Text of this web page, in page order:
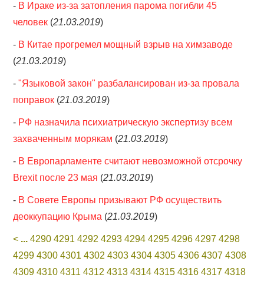
- В Ираке из-за затопления парома погибли 45
человек (21.03.2019)
- В Китае прогремел мощный взрыв на химзаводе
(21.03.2019)
-"Языковой закон" разбалансирован из-за провала
поправок (21.03.2019)
- РФ назначила психиатрическую экспертизу всем
захваченным морякам (21.03.2019)
- В Европарламенте считают невозможной отсрочку
Brexit после 23 мая (21.03.2019)
- В Совете Европы призывают РФ осуществить
деоккупацию Крыма (21.03.2019)
< ... 4290 4291 4292 4293 4294 4295 4296 4297 4298
4299 4300 4301 4302 4303 4304 4305 4306 4307 4308
4309 4310 4311 4312 4313 4314 4315 4316 4317 4318